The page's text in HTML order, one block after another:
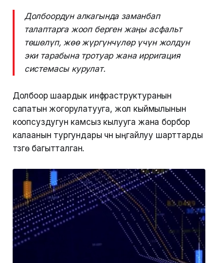
Долбоордун алкагында заманбап
талаптарга жооп берген жаңы асфальт
төшөлүп, жөө жүргүнчүлөр үчүн жолдун
эки тарабына тротуар жана ирригация
системасы курулат.
Долбоор шаардык инфраструктуранын
сапатын жогорулатууга, жол кыймылынын
коопсуздугун камсыз кылууга жана борбор
калаанын тургундары үчүн ыңгайлуу шарттарды
түзүүгө багытталган.